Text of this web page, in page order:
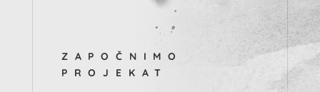
ZAPOČNIMO
PROJEKAT